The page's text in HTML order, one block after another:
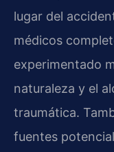
lugar del
médicos
experimentado
naturaleza y el
traumática.
fuentes